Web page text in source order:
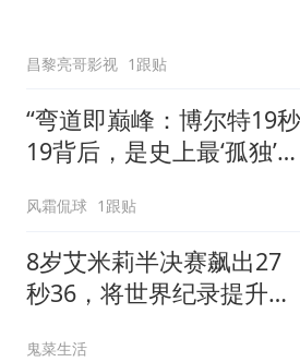
昌黎亮哥影视 1跟贴
“弯道即巅峰：博尔特19秒
19背后，是史上最‘孤独’的
风霜侃球 1跟贴
8岁艾米莉半决赛飙出27
秒36，将世界纪录提升
鬼菜生活